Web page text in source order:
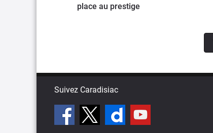
place au prestige
Suivez Caradisiac